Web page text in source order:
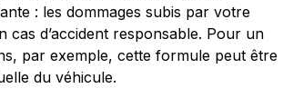
: les dommages subis par votre
d’accident responsable. Pour un
par exemple, cette formule peut être
du véhicule.